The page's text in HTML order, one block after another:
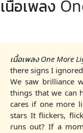
เนื้อเพลง
เนื้อเพลง One More
there signs I
We saw brilliance
things that we can
cares if one more
stars It flickers,
runs out? If a